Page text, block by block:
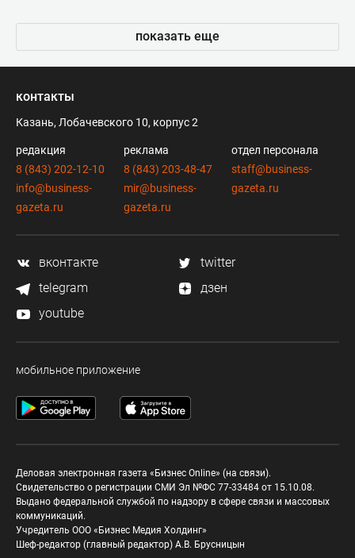
показать еще
контакты
Казань, Лобачевского 10, корпус 2
редакция
8 (843) 202-12-10
info@business-
gazeta.ru
реклама
8 (843) 203-48-47
mir@business-
gazeta.ru
отдел персонала
staff@business-
gazeta.ru
вконтакте
twitter
telegram
дзен
youtube
мобильное приложение
Деловая электронная газета «Бизнес Online» (на связи).
Свидетельство о регистрации СМИ Эл №ФС 77-33484 от 15.10.08.
Выдано федеральной службой по надзору в сфере связи и массовых
коммуникаций.
Учредитель ООО «Бизнес Медия Холдинг»
Шеф-редактор (главный редактор) А.В. Брусницын